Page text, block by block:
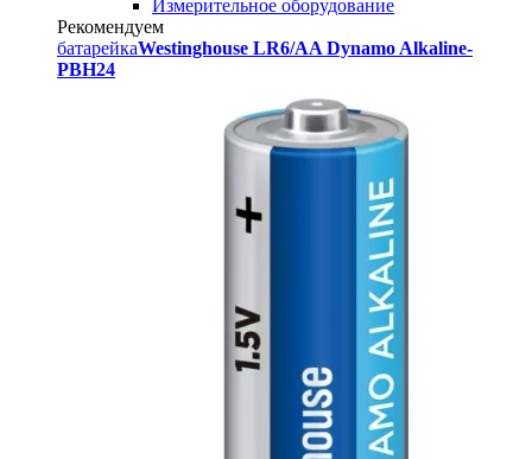
Измерительное оборудование
Рекомендуем
батарейкаWestinghouse LR6/AA Dynamo Alkaline-
PBH24